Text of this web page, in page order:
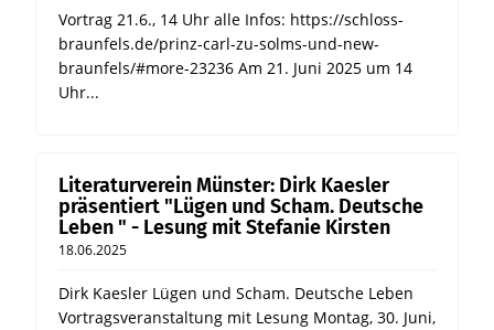
Vortrag 21.6., 14 Uhr alle Infos: https://schloss-
braunfels.de/prinz-carl-zu-solms-und-new-
braunfels/#more-23236 Am 21. Juni 2025 um 14
Uhr...
Literaturverein Münster: Dirk Kaesler
präsentiert "Lügen und Scham. Deutsche
Leben " - Lesung mit Stefanie Kirsten
18.06.2025
Dirk Kaesler Lügen und Scham. Deutsche Leben
Vortragsveranstaltung mit Lesung Montag, 30. Juni,